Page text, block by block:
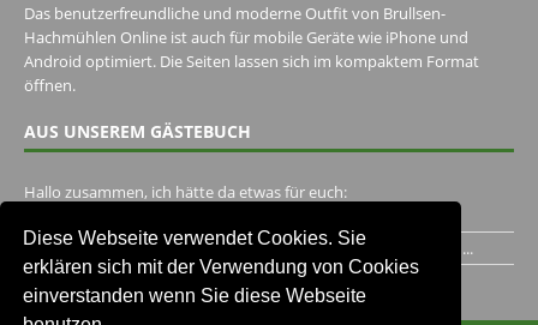
Diese Webseite verwendet Cookies. Sie
erklären sich mit der Verwendung von Cookies
einverstanden wenn Sie diese Webseite
Das benutzerfreundliche und moderne Outfit von Brullsen-
Hachmühlen Online ist auch für mobile Geräte wie iPhone und
Android optimiert. Die Seiten lassen sich im kompaktem Format
öffnen.
AUS UNSEREM GÄSTEBUCH
Hallo zusammen, ich hätte da etwas für euch:
Ich habe ein Jahr im Gasthaus Hugo Pape verbracht..Habe ihn...
Unser Gästebuch besuchen